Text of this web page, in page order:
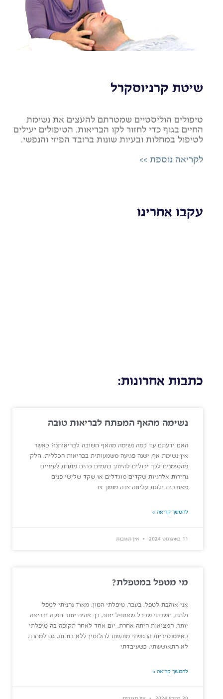
שיטת קרניוסקרל
טיפולים הוליסטיים שמטרתם להעצים את נשימת
החיים בגוף כדי לחזור לקו הבריאות. הטיפולים יעילים
לטיפול במחלות ובעיות שונות ברובד הפיזי והנפשי.
לקריאה נוספת >>
עקבו אחרינו
כתבות אחרונות:
נשימה מהאף המפתח לבריאות טובה
האם ידעתם עד כמה נשימה מהאף חשובה לבריאותנו? כאשר
אין נשימת אף, ישנה פגיעה משמעותית בבריאות הכללית. חלק
מהסימנים לכך יכולים להיות: כתמים כהים מתחת לעיניים
נחירות אלרגיות שקדים מוגדלים או שקד שלישי פנים
מאורכות ולסת עליונה צרה מנשך צר
להמשך קריאה »
11 באוגוסט 2024 אין תגובות
מי מטפל במטפלת?
אני אוהבת לטפל. בעבר, טיפלתי המון. מאוד נהניתי לטפל
ולתת, חשבתי שככל שאטפל יותר, כך אהיה יותר חזקה ובריאה
יותר. המציאות היתה אחרת. יום אחד לאחר תקופה בה טיפלתי
באינטנסיביות הרגשתי מותשת לחלוטין ללא כוחות. גם למחרת
לא התאוששתי. כשעיבדתי
להמשך קריאה »